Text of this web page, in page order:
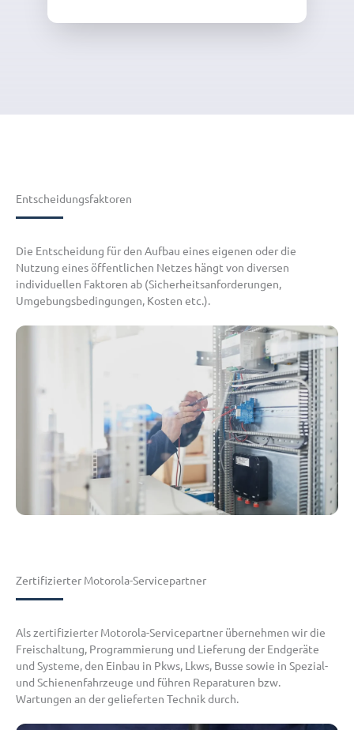
Entscheidungsfaktoren
Die Entscheidung für den Aufbau eines eigenen oder die
Nutzung eines öffentlichen Netzes hängt von diversen
individuellen Faktoren ab (Sicherheitsanforderungen,
Umgebungsbedingungen, Kosten etc.).
Zertifizierter Motorola-Servicepartner
Als zertifizierter Motorola-Servicepartner übernehmen wir die
Freischaltung, Programmierung und Lieferung der Endgeräte
und Systeme, den Einbau in Pkws, Lkws, Busse sowie in Spezial-
und Schienenfahrzeuge und führen Reparaturen bzw.
Wartungen an der gelieferten Technik durch.